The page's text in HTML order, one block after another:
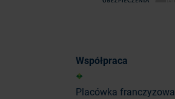
Współpraca
Placówka franczyzowa